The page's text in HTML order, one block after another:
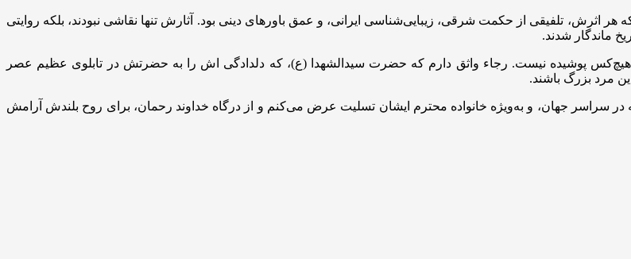
هر اثرش، تلفیقی از حکمت شرقی، زیبایی‌شناسی ایرانی، و عمق باورهای دینی بود. آثارش تنها نقاشی نبودند، بلکه روایتی
ماندگار شدند.
هیچ‌کس پوشیده نیست. رجاء واثق دارم که حضرت سیدالشهدا (ع)، که دلدادگی اش را به حضرتش در تابلوی عظیم عصر
مرد بزرگ باشند.
در سراسر جهان، و به‌ویژه خانواده محترم ایشان تسلیت عرض می‌کنم و از درگاه خداوند رحمان، برای روح بلندش آرامش